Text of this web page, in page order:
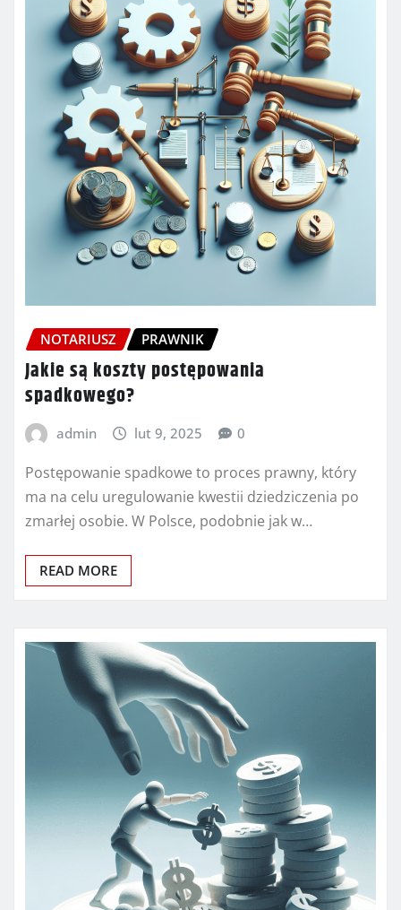
NOTARIUSZ PRAWNIK
Jakie są koszty postępowania
spadkowego?
admin lut 9, 2025 0
Postępowanie spadkowe to proces prawny, który
ma na celu uregulowanie kwestii dziedziczenia po
zmarłej osobie. W Polsce, podobnie jak w…
READ MORE